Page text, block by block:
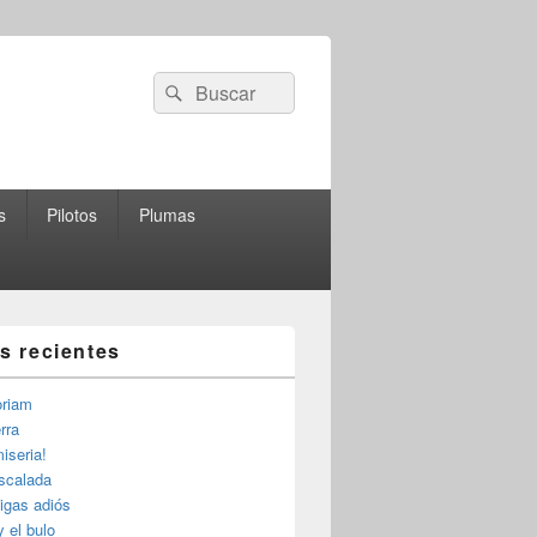
Buscar
por:
Buscar
Pilotos Plumas
recientes
adiós
el bulo